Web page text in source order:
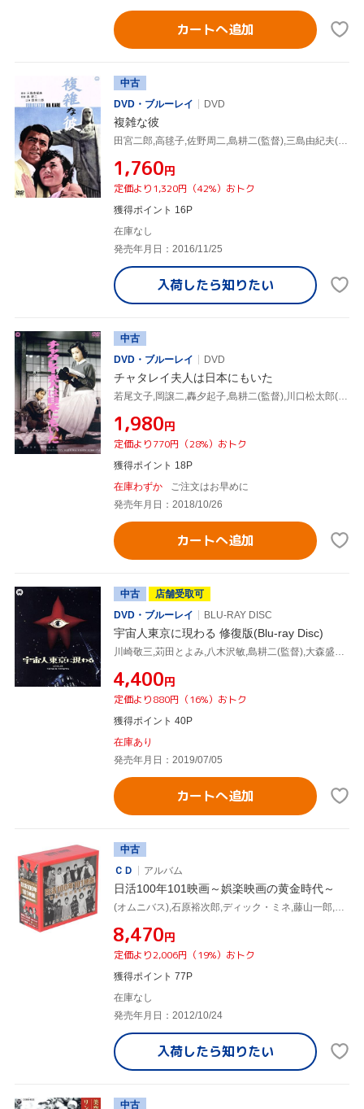
カートへ追加
中古
DVD・ブルーレイ
DVD
複雑な彼
田宮二郎,高毬子,佐野周二,島耕二(監督),三島由紀夫(原作)
¥1,760円
定価より1,320円（42%）おトク
獲得ポイント 16P
在庫なし
発売年月日：2016/11/25
入荷したら知りたい
中古
DVD・ブルーレイ
DVD
チャタレイ夫人は日本にもいた
若尾文子,岡譲二,轟夕起子,島耕二(監督),川口松太郎(原作)
¥1,980円
定価より770円（28%）おトク
獲得ポイント 18P
在庫わずか
ご注文はお早めに
発売年月日：2018/10/26
カートへ追加
中古
店舗受取可
DVD・ブルーレイ
BLU-RAY DISC
宇宙人東京に現わる 修復版(Blu-ray Disc)
¥4,400円
定価より880円（16%）おトク
獲得ポイント 40P
在庫あり
発売年月日：2019/07/05
カートへ追加
中古
ＣＤ
アルバム
日活100年101映画～娯楽映画の黄金時代～
¥8,470円
定価より2,006円（19%）おトク
獲得ポイント 77P
在庫なし
発売年月日：2012/10/24
入荷したら知りたい
中古